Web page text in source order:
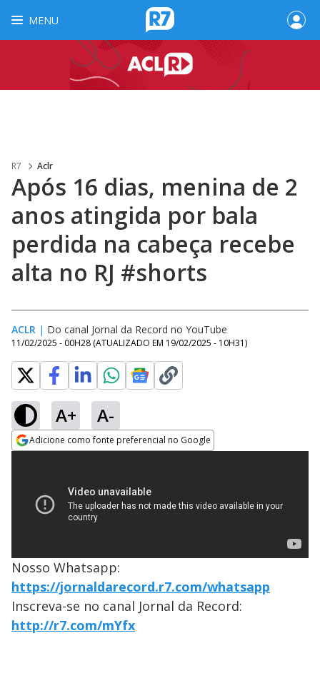
MENU
R7 Aclr
Após 16 dias, menina de 2
anos atingida por bala
perdida na cabeça recebe
alta no RJ #shorts
ACLR | Do canal Jornal da Record no YouTube
11/02/2025 - 00H28 (ATUALIZADO EM 19/02/2025 - 10H31)
A+ A-
Adicione como fonte preferencial no Google
Nosso Whatsapp:
https://jornaldarecord.r7.com/whatsapp
Inscreva-se no canal Jornal da Record:
http://r7.com/mYfx